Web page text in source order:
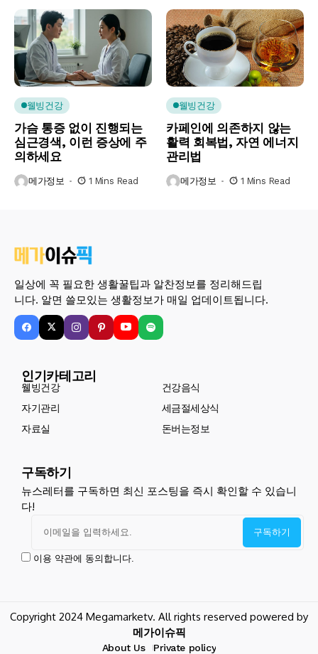
웰빙건강
가슴 통증 없이 진행되는
심근경색, 이런 증상에 주
의하세요
메가정보 1 Mins Read
웰빙건강
카페인에 의존하지 않는
활력 회복법, 자연 에너지
관리법
메가정보 1 Mins Read
일상에 꼭 필요한 생활꿀팁과 알찬정보를 정리해드립
니다. 알면 쓸모있는 생활정보가 매일 업데이트됩니다.
인기카테고리
웰빙건강
건강음식
자기관리
세금절세상식
자료실
돈버는정보
구독하기
뉴스레터를 구독하면 최신 포스팅을 즉시 확인할 수 있습니
다!
이용 약관에 동의합니다.
Copyright 2024 Megamarketv. All rights reserved powered by
메가이슈픽
About Us Private policy